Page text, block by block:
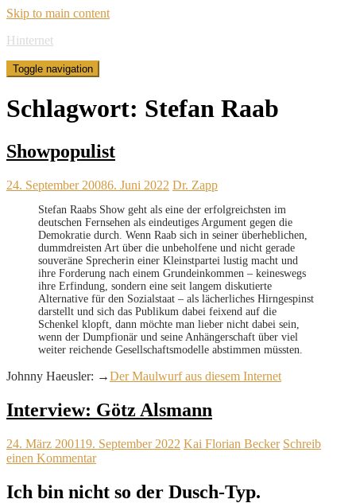
Skip to main content
Hinternet
Toggle navigation
Schlagwort: Stefan Raab
Showpopulist
24. September 20086. Juni 2022 Dr. Zapp
Stefan Raabs Show geht als eine der erfolgreichsten im
deutschen Fernsehen als eindeutiges Argument gegen die
Demokratie durch. Wenn Raab sich in seiner überheblichen,
dummdreisten Art über die unbeholfene und nicht gerade
souveräne Sprecherin einer Kleinstpartei lustig macht und
ihre Forderung nach einem Grundeinkommen – keineswegs
ihre Erfindung, sondern eine seit langem diskutierte
Alternative für den Sozialstaat – als lächerliches Hirngespinst
darstellt und sich das Publikum dabei feixend auf die
Schenkel klopft, dann möchte man lieber nicht dabei sein,
wenn der Dumpfionär und seine Anhängerschaft über viel
weiter reichende Gesellschaftsmodelle abstimmen müssten.
Johnny Haeusler: →Der Maulwurf aus diesem Internet
Interview: Götz Alsmann
24. März 200119. September 2022 Kai Florian Becker Schreib
einen Kommentar
Ich bin nicht so der Dusch-Typ.